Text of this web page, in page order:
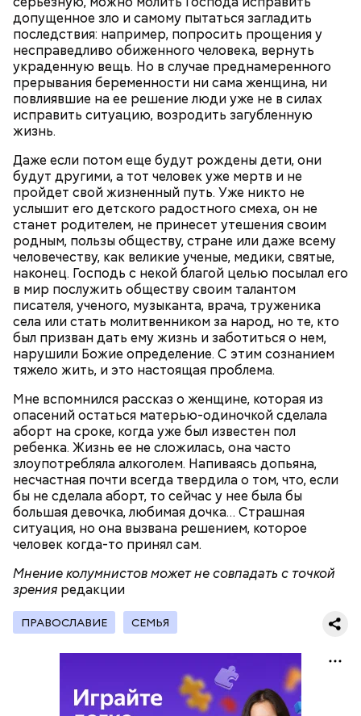
допущенное зло и самому пытаться загладить
последствия: например, попросить прощения у
несправедливо обиженного человека, вернуть
украденную вещь. Но в случае преднамеренного
прерывания беременности ни сама женщина, ни
повлиявшие на ее решение люди уже не в силах
исправить ситуацию, возродить загубленную
жизнь.
Даже если потом еще будут рождены дети, они
будут другими, а тот человек уже мертв и не
пройдет свой жизненный путь. Уже никто не
услышит его детского радостного смеха, он не
станет родителем, не принесет утешения своим
родным, пользы обществу, стране или даже всему
человечеству, как великие ученые, медики, святые,
наконец. Господь с некой благой целью посылал его
в мир послужить обществу своим талантом
писателя, ученого, музыканта, врача, труженика
села или стать молитвенником за народ, но те, кто
был призван дать ему жизнь и заботиться о нем,
нарушили Божие определение. С этим сознанием
тяжело жить, и это настоящая проблема.
Мне вспомнился рассказ о женщине, которая из
опасений остаться матерью-одиночкой сделала
аборт на сроке, когда уже был известен пол
ребенка. Жизнь ее не сложилась, она часто
злоупотребляла алкоголем. Напиваясь допьяна,
несчастная почти всегда твердила о том, что, если
бы не сделала аборт, то сейчас у нее была бы
большая девочка, любимая дочка… Страшная
ситуация, но она вызвана решением, которое
человек когда-то принял сам.
Мнение колумнистов может не совпадать с точкой
зрения редакции
ПРАВОСЛАВИЕ СЕМЬЯ
Как гласит предание, совершая паломничество в
А еще, удержав меч палача, святой Николай спас от
смерти трех мужей, невинно осужденных
корыстолюбивым градоначальником.
За свою земную жизнь он совершил множество
добрых дел во славу Божию.
2-3 картофелины,
1 некрупное яблоко,
1 некрупный помидор,
2 корня сельдерея,
салатная заправка.
Очищенный сырой салатный сельдерей
нашинковать соломкой. Яблоки очистить от
кожицы и семян, нарезать ломтиками. Так же
нарезать вареный картофель. Продукты
перемешать, полить салатной заправкой, выложить
в салатник горкой и украсить веточками
сельдерея, кусочками свежих помидоров и
ломтиками яблок.